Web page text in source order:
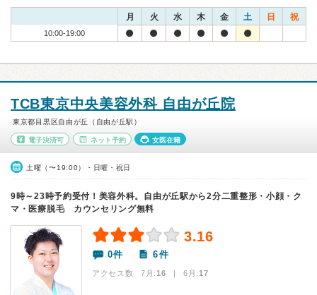
月 火 水 木 金 土 日 祝
10:00-19:00
TCB東京中央美容外科 自由が丘院
東京都目黒区自由が丘（自由が丘駅）
電子決済可 ネット予約 女医在籍
土曜（〜19:00）・日曜・祝日
9時～23時予約受付！美容外科。自由が丘駅から2分二重整形・小顔・ク
マ・医療脱毛 カウンセリング無料
3.16
0件 6件
アクセス数 7月:16 | 6月:17